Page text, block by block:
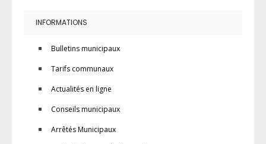
INFORMATIONS
Bulletins municipaux
Tarifs communaux
Actualités en ligne
Conseils municipaux
Arrêtés Municipaux